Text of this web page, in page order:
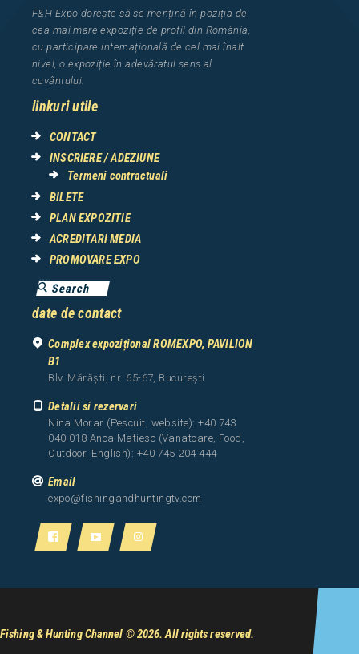
F&H Expo dorește să se mențină în poziția de
cea mai mare expoziție de profil din România,
cu participare internațională de cel maiînalt
nivel, o expoziție în adevăratul sens al
cuvântului.
linkuri utile
CONTACT
INSCRIERE / ADEZIUNE
Termeni contractuali
BILETE
PLAN EXPOZITIE
ACREDITARI MEDIA
PROMOVARE EXPO
date de contact
Complex expozițional ROMEXPO, PAVILION
B1
Blv. Mărăști, nr. 65-67, București
Detalii si rezervari
Nina Morar (Pescuit, website): +40 743
040 018 Anca Matiesc (Vanatoare, Food,
Outdoor, English): +40 745 204 444
Email
expo@fishingandhuntingtv.com
Fishing & Hunting Channel © 2026. All rights reserved.